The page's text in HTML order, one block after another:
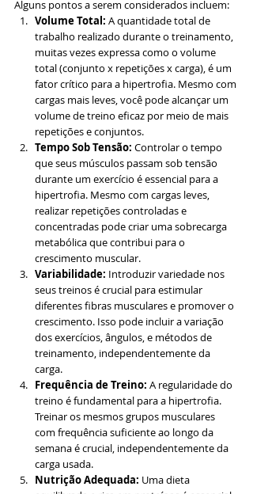
Alguns pontos a serem considerados incluem:
Volume Total: A quantidade total de
trabalho realizado durante o treinamento,
muitas vezes expressa como o volume
total (conjunto x repetições x carga), é um
fator crítico para a hipertrofia. Mesmo com
cargas mais leves, você pode alcançar um
volume de treino eficaz por meio de mais
repetições e conjuntos.
Tempo Sob Tensão: Controlar o tempo
que seus músculos passam sob tensão
durante um exercício é essencial para a
hipertrofia. Mesmo com cargas leves,
realizar repetições controladas e
concentradas pode criar uma sobrecarga
metabólica que contribui para o
crescimento muscular.
Variabilidade: Introduzir variedade nos
seus treinos é crucial para estimular
diferentes fibras musculares e promover o
crescimento. Isso pode incluir a variação
dos exercícios, ângulos, e métodos de
treinamento, independentemente da
carga.
Frequência de Treino: A regularidade do
treino é fundamental para a hipertrofia.
Treinar os mesmos grupos musculares
com frequência suficiente ao longo da
semana é crucial, independentemente da
carga usada.
Nutrição Adequada: Uma dieta